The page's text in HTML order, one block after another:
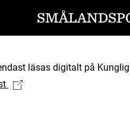
läsas digitalt på